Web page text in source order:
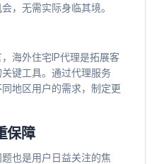
，无需实际身临其境。
海外住宅IP代理是拓展客
键工具。通过代理服务
地区用户的需求，制定更
保障
也是用户日益关注的焦